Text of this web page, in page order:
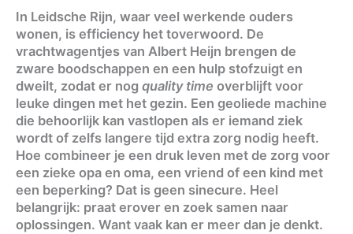
In Leidsche Rijn, waar veel werkende ouders
wonen, is efficiency het toverwoord. De
vrachtwagentjes van Albert Heijn brengen de
zware boodschappen en een hulp stofzuigt en
dweilt, zodat er nog quality time overblijft voor
leuke dingen met het gezin. Een geoliede machine
die behoorlijk kan vastlopen als er iemand ziek
wordt of zelfs langere tijd extra zorg nodig heeft.
Hoe combineer je een druk leven met de zorg voor
een zieke opa en oma, een vriend of een kind met
een beperking? Dat is geen sinecure. Heel
belangrijk: praat erover en zoek samen naar
oplossingen. Want vaak kan er meer dan je denkt.